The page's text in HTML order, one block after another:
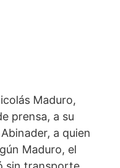
Maduro,
prensa, a su
a quien
Maduro, el